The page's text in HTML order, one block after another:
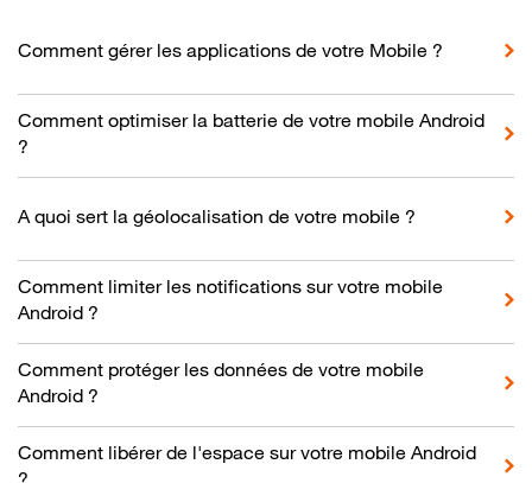
Comment gérer les applications de votre Mobile ?
Comment optimiser la batterie de votre mobile Android
?
A quoi sert la géolocalisation de votre mobile ?
Comment limiter les notifications sur votre mobile
Android ?
Comment protéger les données de votre mobile
Android ?
Comment libérer de l'espace sur votre mobile Android